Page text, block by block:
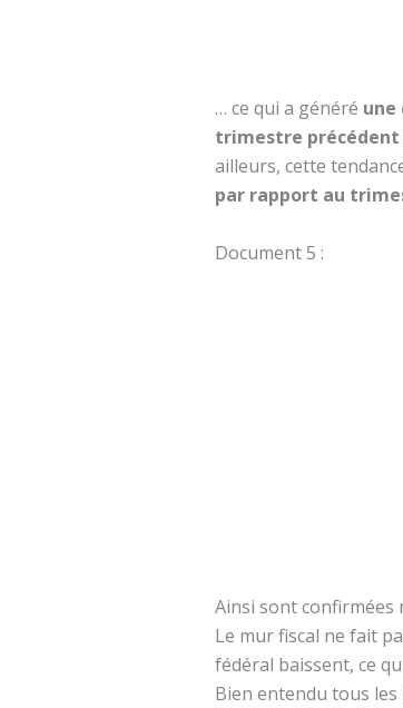
… ce qui a généré une
trimestre précédent
ailleurs, cette
par rapport au
Document 5 :
Ainsi sont confirmées
Le mur fiscal ne fait
fédéral baissent, ce
Bien entendu tous